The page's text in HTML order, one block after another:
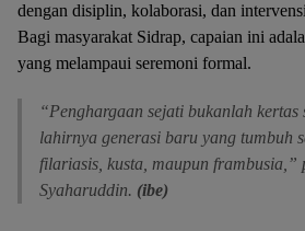
dengan disiplin, kolaborasi, dan
Bagi masyarakat Sidrap, capaian ini
yang melampaui seremoni formal.
“Penghargaan sejati bukanlah
lahirnya generasi baru yang tumbuh
filariasis, kusta, maupun frambusia,”
Syaharuddin. (ibe)